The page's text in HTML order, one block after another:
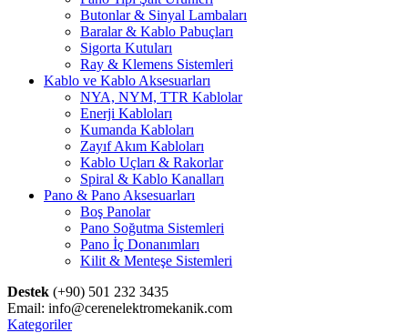
Butonlar & Sinyal Lambaları
Baralar & Kablo Pabuçları
Sigorta Kutuları
Ray & Klemens Sistemleri
Kablo ve Kablo Aksesuarları
NYA, NYM, TTR Kablolar
Enerji Kabloları
Kumanda Kabloları
Zayıf Akım Kabloları
Kablo Uçları & Rakorlar
Spiral & Kablo Kanalları
Pano & Pano Aksesuarları
Boş Panolar
Pano Soğutma Sistemleri
Pano İç Donanımları
Kilit & Menteşe Sistemleri
Destek (+90) 501 232 3435
Email: info@cerenelektromekanik.com
Kategoriler